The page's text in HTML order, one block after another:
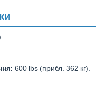
600 lbs (прибл. 362 кг).